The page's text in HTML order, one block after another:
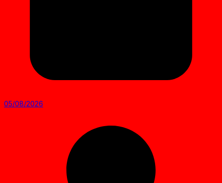
05/08/2026